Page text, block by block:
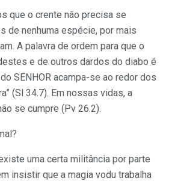
que o crente não precisa se
de nenhuma espécie, por mais
A palavra de ordem para que o
e de outros dardos do diabo é
SENHOR acampa-se ao redor dos
(Sl 34.7). Em nossas vidas, a
se cumpre (Pv 26.2).
uma certa militância por parte
insistir que a magia vodu trabalha